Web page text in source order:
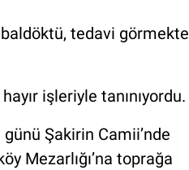
baldöktü, tedavi görmekte
işleriyle tanınıyordu.
Şakirin Camii’nde
Mezarlığı’na toprağa